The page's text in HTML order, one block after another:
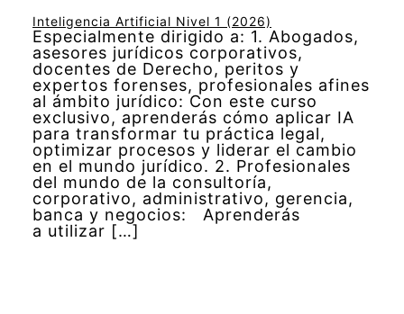
Inteligencia Artificial Nivel 1 (2026)
Especialmente dirigido a: 1. Abogados,
asesores jurídicos corporativos,
docentes de Derecho, peritos y
expertos forenses, profesionales afines
al ámbito jurídico: Con este curso
exclusivo, aprenderás cómo aplicar IA
para transformar tu práctica legal,
optimizar procesos y liderar el cambio
en el mundo jurídico. 2. Profesionales
del mundo de la consultoría,
corporativo, administrativo, gerencia,
banca y negocios: Aprenderás
a utilizar […]